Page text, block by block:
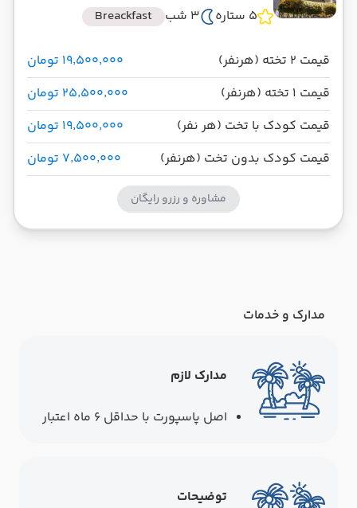
5 ستاره
3 شب Breackfast
قیمت 2 تخته (هرنفر)
۱۹٬۵۰۰٬۰۰۰ تومان
قیمت 1 تخته (هرنفر)
۲۵٬۵۰۰٬۰۰۰ تومان
قیمت کودک با تخت (هر نفر)
۱۹٬۵۰۰٬۰۰۰ تومان
قیمت کودک بدون تخت (هرنفر)
۷٬۵۰۰٬۰۰۰ تومان
مشاوره و رزرو رایگان
مدارک و خدمات
مدارک لازم
اصل پاسپورت با حداقل ۶ ماه اعتبار
توضیحات